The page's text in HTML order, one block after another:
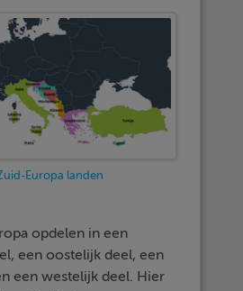
Europa landen
opdelen in een
een oostelijk deel, een
een westelijk deel. Hier